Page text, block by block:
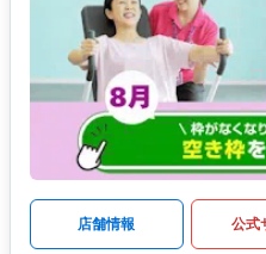
店舗情報 公式